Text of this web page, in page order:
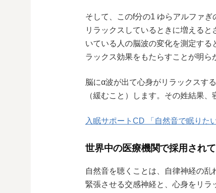
そして、このf分の1 ゆらアルファ
リラックスしているときに増える
いている人の脳波の変化を測定する
ラックス効果をもたらすことが明ら
脳にα波が出て心身がリラックスす
（緩むこと）します。その姓結果
入眠サポートCD 「自然音で眠りたい
世界中の医療機関で採用され
自然音を聴くことは、自律神経の
緊張させる交感神経と、心身をリ